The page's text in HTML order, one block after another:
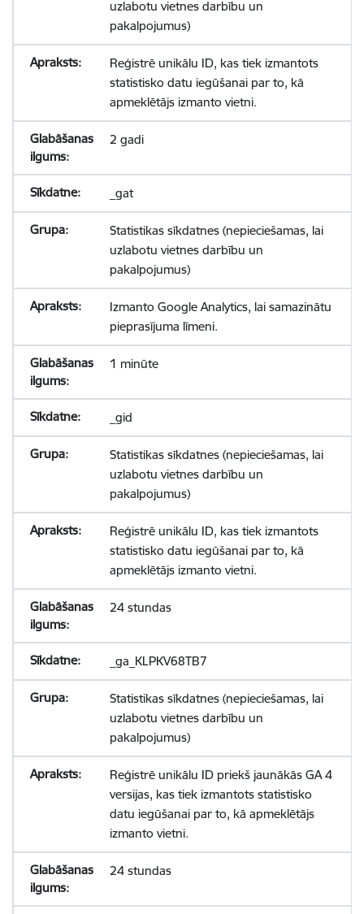
uzlabotu vietnes darbību un
pakalpojumus)
Reģistrē unikālu ID, kas tiek izmantots
statistisko datu iegūšanai par to, kā
apmeklētājs izmanto vietni.
2 gadi
_gat
Statistikas sīkdatnes (nepieciešamas, lai
uzlabotu vietnes darbību un
pakalpojumus)
Izmanto Google Analytics, lai samazinātu
pieprasījuma līmeni.
1 minūte
_gid
Statistikas sīkdatnes (nepieciešamas, lai
uzlabotu vietnes darbību un
pakalpojumus)
Reģistrē unikālu ID, kas tiek izmantots
statistisko datu iegūšanai par to, kā
apmeklētājs izmanto vietni.
24 stundas
_ga_KLPKV68TB7
Statistikas sīkdatnes (nepieciešamas, lai
uzlabotu vietnes darbību un
pakalpojumus)
Reģistrē unikālu ID priekš jaunākās GA 4
versijas, kas tiek izmantots statistisko
datu iegūšanai par to, kā apmeklētājs
izmanto vietni.
24 stundas